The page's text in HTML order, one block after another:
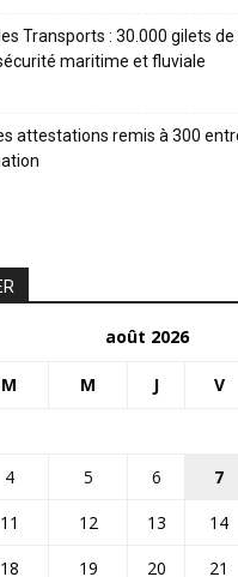
Transports : 30.000 gilets
maritime et fluviale
attestations remis à 300
août 2026
M M J V
4 5 6 7
11 12 13 14
18 19 20 21